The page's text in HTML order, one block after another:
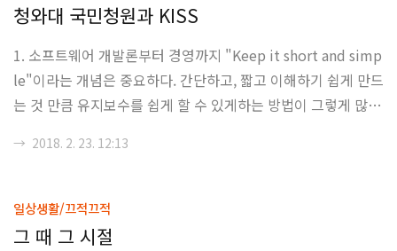
글을 적게 된다. 사실 좋은 글은 명료한 글이다. 명료하고, 뒷받
야한다. 또한, 주제에 대한 명확한 제시가 있어야하며, 주제와
관련되지 않은 내용이나 주제와 다른 꼭지를 다룰 때에는 분명
하게 그 부분을 명시해야..
청와대 국민청원과 KISS
1. 소프트웨어 개발론부터 경영까지 "Keep it short and simp
le"이라는 개념은 중요하다. 간단하고, 짧고 이해하기 쉽게 만드
는 것 만큼 유지보수를 쉽게 할 수 있게하는 방법이 그렇게 많지
있으며, 구현시 자잘한 예외 사항들을 덜 마딱드리게 하는 역할
시스템은 상당히 단순하면서도 복잡한 시스템이다. 국민에게 주
권이 존재한다는 명시적인 형태를 띄고 있지만, (특히 대한민국
→ 2018. 2. 23. 12:13
일상생활/끄적끄적
그 때 그 시절